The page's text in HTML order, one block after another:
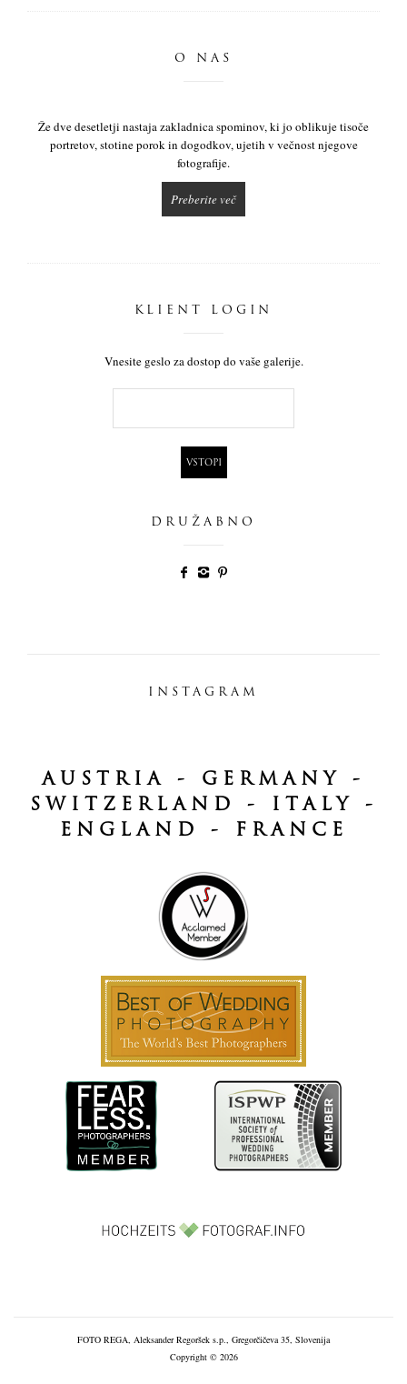
O NAS
Že dve desetletji nastaja zakladnica spominov, ki jo oblikuje tisoče
portretov, stotine porok in dogodkov, ujetih v večnost njegove
fotografije.
Preberite več
KLIENT LOGIN
Vnesite geslo za dostop do vaše galerije.
DRUŽABNO
INSTAGRAM
AUSTRIA - GERMANY -
SWITZERLAND - ITALY -
ENGLAND - FRANCE
FOTO REGA, Aleksander Regoršek s.p., Gregorčičeva 35, Slovenija
Copyright © 2026